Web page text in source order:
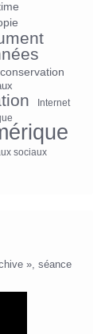
Internet
sociaux
», séance